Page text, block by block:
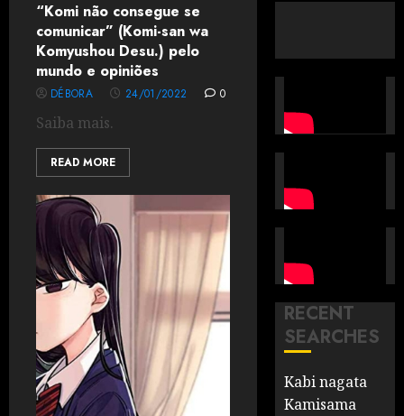
“Komi não consegue se
comunicar” (Komi-san wa
Komyushou Desu.) pelo
mundo e opiniões
DÉBORA 24/01/2022 0
Saiba mais.
READ MORE
RECENT
SEARCHES
Kabi nagata
Kamisama